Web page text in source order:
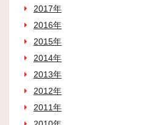
2017年
2016年
2015年
2014年
2013年
2012年
2011年